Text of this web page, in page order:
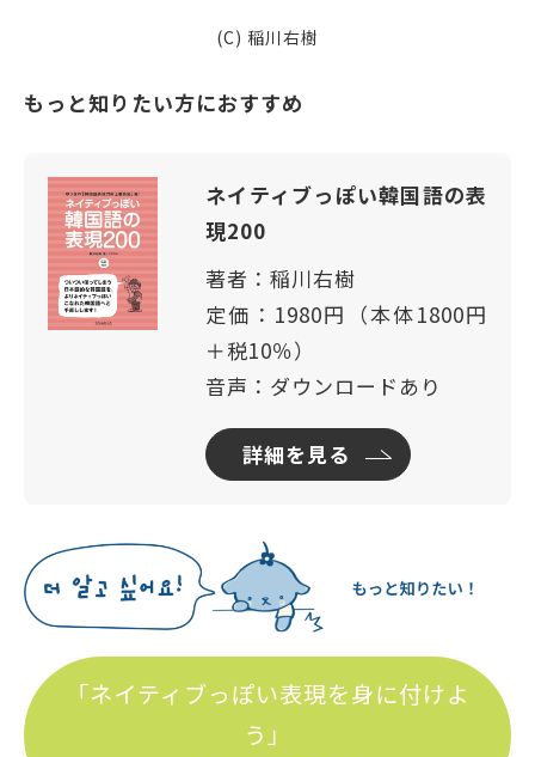
(C) 稲川右樹
もっと知りたい方におすすめ
ネイティブっぽい韓国語の表
現200
著者：稲川右樹
定価：1980円（本体1800円
＋税10％）
音声：ダウンロードあり
詳細を見る
「ネイティブっぽい表現を身に付けよ
う」